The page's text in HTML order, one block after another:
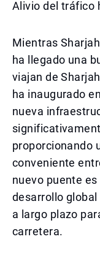
Alivio del tráfico
Mientras
ha llegado una
viajan de
ha inaugurado
nueva
proporcionando
conveniente
nuevo puente
desarrollo
a largo plazo
carretera.